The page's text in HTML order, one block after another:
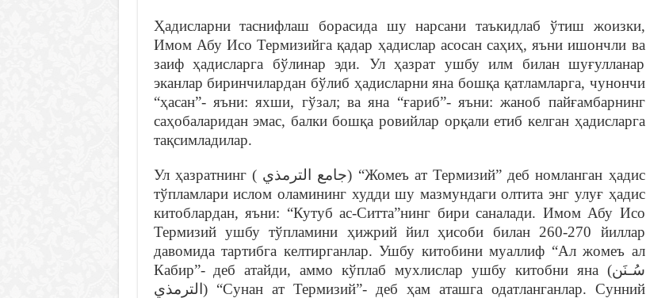
Ҳадисларни таснифлаш борасида шу нарсани таъкидлаб ўтиш жоизки,
Имом Абу Исо Термизийга қадар ҳадислар асосан саҳиҳ, яъни ишончли ва
заиф ҳадисларга бўлинар эди. Ул ҳазрат ушбу илм билан шуғулланар
эканлар биринчилардан бўлиб ҳадисларни яна бошқа қатламларга, чунончи
“ҳасан”- яъни: яхши, гўзал; ва яна “ғариб”- яъни: жаноб пайғамбарнинг
саҳобаларидан эмас, балки бошқа ровийлар орқали етиб келган ҳадисларга
тақсимладилар.
Ул ҳазратнинг ( جامع الترمذي‎) “Жомеъ ат Термизий” деб номланган ҳадис
тўпламлари ислом оламининг худди шу мазмундаги олтита энг улуғ ҳадис
китоблардан, яъни: “Кутуб ас-Ситта”нинг бири саналади. Имом Абу Исо
Термизий ушбу тўпламини ҳижрий йил ҳисоби билан 260-270 йиллар
давомида тартибга келтирганлар. Ушбу китобини муаллиф “Ал жомеъ ал
Кабир”- деб атайди, аммо кўплаб мухлислар ушбу китобни яна (سُـنَن
الترمذي‎) “Сунан ат Термизий”- деб ҳам аташга одатланганлар. Сунний